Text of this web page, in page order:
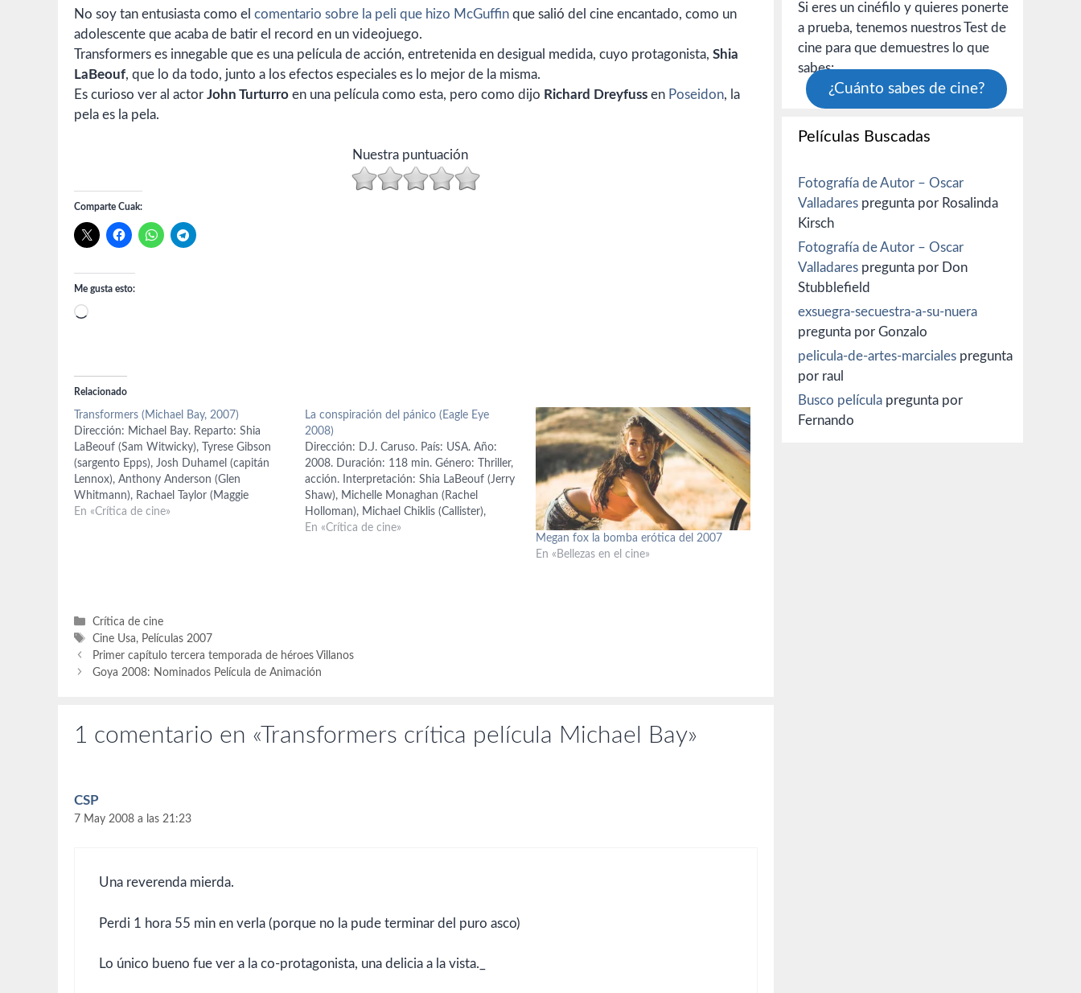
No soy tan entusiasta como el comentario sobre la peli que hizo McGuffin que salió del cine encantado, como un
adolescente que acaba de batir el record en un videojuego.
Transformers es innegable que es una película de acción, entretenida en desigual medida, cuyo protagonista, Shia
LaBeouf, que lo da todo, junto a los efectos especiales es lo mejor de la misma.
Es curioso ver al actor John Turturro en una película como esta, pero como dijo Richard Dreyfuss en Poseidon, la
pela es la pela.
Nuestra puntuación
Comparte Cuak:
Me gusta esto:
Cargando...
Relacionado
Transformers (Michael Bay, 2007)
Dirección: Michael Bay. Reparto: Shia
LaBeouf (Sam Witwicky), Tyrese Gibson
(sargento Epps), Josh Duhamel (capitán
Lennox), Anthony Anderson (Glen
Whitmann), Rachael Taylor (Maggie
Madsen), Megan Fox (Mikaela Banes), John
En «Crítica de cine»
La conspiración del pánico (Eagle Eye
2008)
Dirección: D.J. Caruso. País: USA. Año:
2008. Duración: 118 min. Género: Thriller,
acción. Interpretación: Shia LaBeouf (Jerry
Shaw), Michelle Monaghan (Rachel
Holloman), Michael Chiklis (Callister),
Anthony Mackie (Scott), Billy Bob
En «Crítica de cine»
Megan fox la bomba erótica del 2007
En «Bellezas en el cine»
Categorías
Crítica de cine
Etiquetas
Cine Usa, Películas 2007
Primer capítulo tercera temporada de héroes Villanos
Goya 2008: Nominados Película de Animación
1 comentario en «Transformers crítica película Michael Bay»
CSP
7 May 2008 a las 21:23
Una reverenda mierda.
Perdi 1 hora 55 min en verla (porque no la pude terminar del puro asco)
Lo único bueno fue ver a la co-protagonista, una delicia a la vista._
Si eres un cinéfilo y quieres ponerte
a prueba, tenemos nuestros Test de
cine para que demuestres lo que
sabes:
¿Cuánto sabes de cine?
Películas Buscadas
Fotografía de Autor – Oscar
Valladares pregunta por Rosalinda
Kirsch
Fotografía de Autor – Oscar
Valladares pregunta por Don
Stubblefield
exsuegra-secuestra-a-su-nuera
pregunta por Gonzalo
pelicula-de-artes-marciales pregunta
por raul
Busco película pregunta por
Fernando